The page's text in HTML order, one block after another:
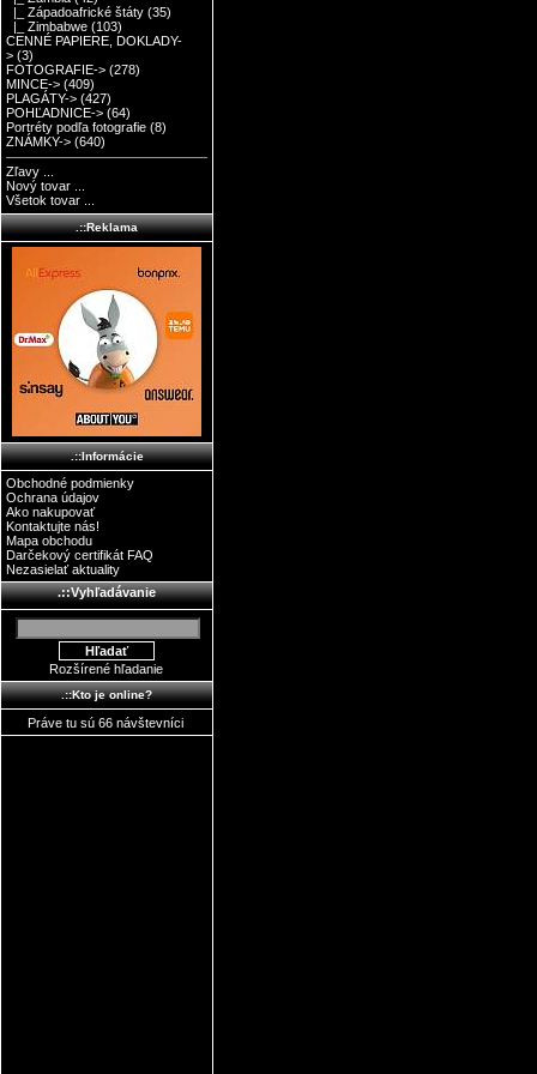
|_ Západoafrické štáty (35)
|_ Zimbabwe (103)
CENNÉ PAPIERE, DOKLADY-
> (3)
FOTOGRAFIE-> (278)
MINCE-> (409)
PLAGÁTY-> (427)
POHĽADNICE-> (64)
Portréty podľa fotografie (8)
ZNÁMKY-> (640)
Zľavy ...
Nový tovar ...
Všetok tovar ...
.::Reklama
.::Informácie
Obchodné podmienky
Ochrana údajov
Ako nakupovať
Kontaktujte nás!
Mapa obchodu
Darčekový certifikát FAQ
Nezasielať aktuality
.::Vyhľadávanie
Rozšírené hľadanie
.::Kto je online?
Práve tu sú 66 návštevníci